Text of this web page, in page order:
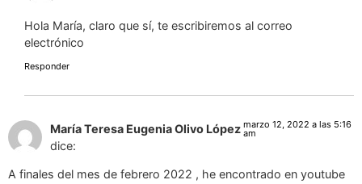
Hola María, claro que sí, te escribiremos al correo
electrónico
Responder
María Teresa Eugenia Olivo López
dice:
marzo 12, 2022 a las 5:16
am
A finales del mes de febrero 2022 , he encontrado en youtube